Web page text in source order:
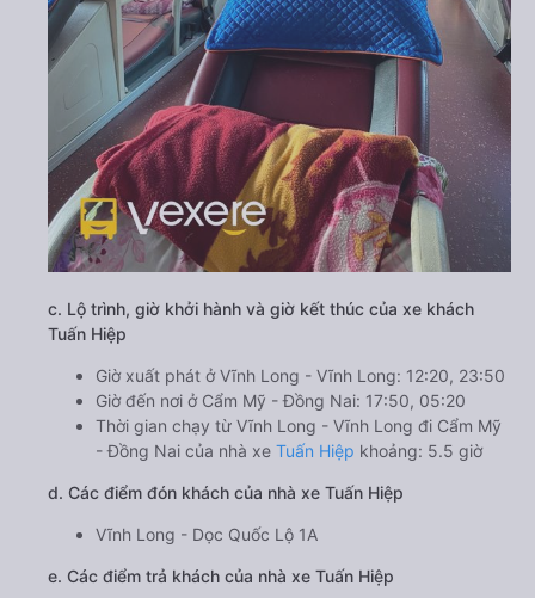
c. Lộ trình, giờ khởi hành và giờ kết thúc của xe khách
Tuấn Hiệp
Giờ xuất phát ở Vĩnh Long - Vĩnh Long: 12:20, 23:50
Giờ đến nơi ở Cẩm Mỹ - Đồng Nai: 17:50, 05:20
Thời gian chạy từ Vĩnh Long - Vĩnh Long đi Cẩm Mỹ
- Đồng Nai của nhà xe Tuấn Hiệp khoảng: 5.5 giờ
d. Các điểm đón khách của nhà xe Tuấn Hiệp
Vĩnh Long - Dọc Quốc Lộ 1A
e. Các điểm trả khách của nhà xe Tuấn Hiệp